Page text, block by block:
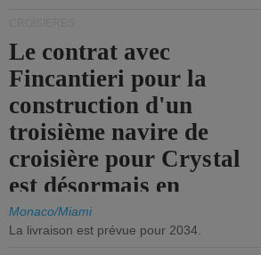
Le contrat avec
Fincantieri pour la
construction d'un
troisième navire de
croisière pour Crystal
est désormais en
vigueur.
Monaco/Miami
La livraison est prévue pour 2034.